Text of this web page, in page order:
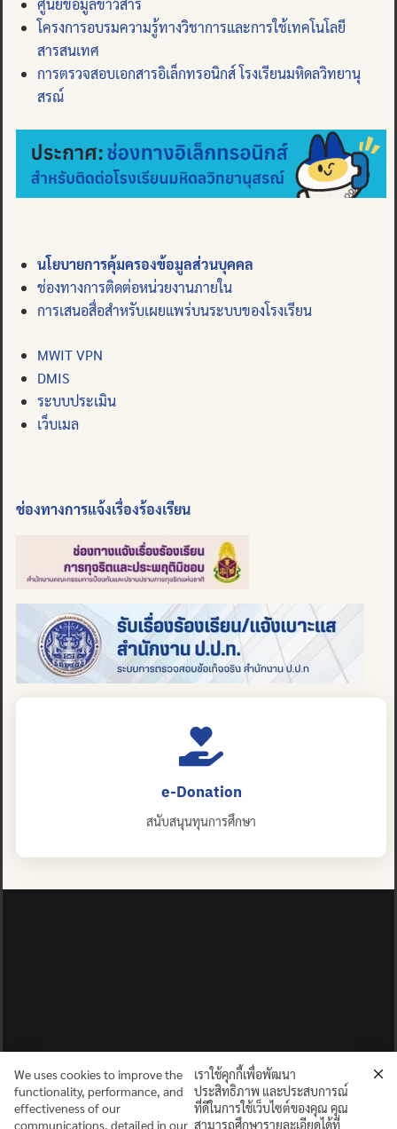
ศูนย์ข้อมูลข่าวสาร
โครงการอบรมความรู้ทางวิชาการและการใช้เทคโนโลยี
สารสนเทศ
การตรวจสอบเอกสารอิเล็กทรอนิกส์ โรงเรียนมหิดลวิทยานุ
สรณ์
นโยบายการคุ้มครองข้อมูลส่วนบุคคล
ช่องทางการติดต่อหน่วยงานภายใน
การเสนอสื่อสำหรับเผยแพร่บนระบบของโรงเรียน
MWIT VPN
DMIS
ระบบประเมิน
เว็บเมล
ช่องทางการแจ้งเรื่องร้องเรียน
e-Donation
สนับสนุนทุนการศึกษา
We uses cookies to improve the
functionality, performance, and
effectiveness of our
communications, detailed in our
เราใช้คุกกี้เพื่อพัฒนา
ประสิทธิภาพ และประสบการณ์
ที่ดีในการใช้เว็บไซต์ของคุณ คุณ
สามารถศึกษารายละเอียดได้ที่